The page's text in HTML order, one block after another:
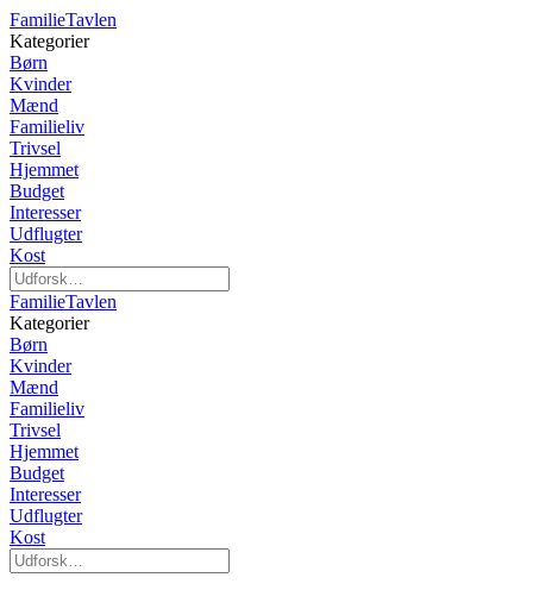
FamilieTavlen
Kategorier
Børn
Kvinder
Mænd
Familieliv
Trivsel
Hjemmet
Budget
Interesser
Udflugter
Kost
FamilieTavlen
Kategorier
Børn
Kvinder
Mænd
Familieliv
Trivsel
Hjemmet
Budget
Interesser
Udflugter
Kost